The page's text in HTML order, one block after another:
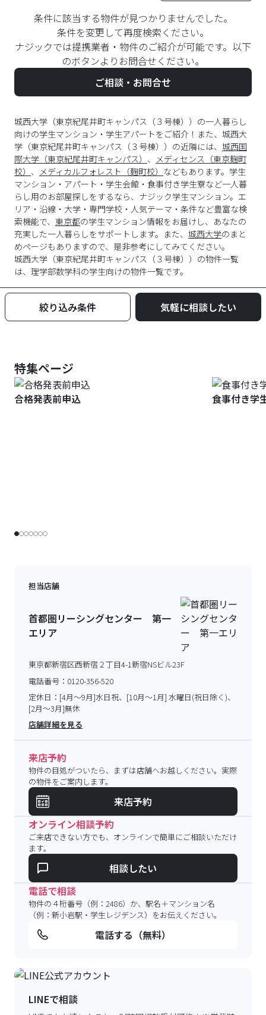
条件に該当する物件が見つかりませんでした。
条件を変更して再度検索ください。
ナジックでは提携業者・物件のご紹介が可能です。以下
のボタンよりお問合せください。
ご相談・お問合せ
城西大学（東京紀尾井町キャンパス（３号棟））の一人暮らし
向けの学生マンション・学生アパートをご紹介！また、城西大
学（東京紀尾井町キャンパス（３号棟））の近隣には、 城西国
際大学（東京紀尾井町キャンパス） 、 メディセンス（東京麹町
校） 、 メディカルフォレスト（麹町校） などもあります。学生
マンション・アパート・学生会館・食事付き学生寮など一人暮
らし用のお部屋探しをするなら、ナジック学生マンション。エ
リア・沿線・大学・専門学校・人気テーマ・条件など豊富な検
索機能で、 東京都の学生マンション情報をお届けし、あなたの
充実した一人暮らしをサポートします。また、 城西大学のまと
めページもありますので、是非参考にしてみてください。
城西大学 （東京紀尾井町キャンパス（３号棟） ）の物件一覧
は、 理学部数学科の学生向けの物件一覧です。
絞り込み条件 気軽に相談したい
特集ページ
合格発表前申込 食事付き学
担当店舗
首都圏リーシングセンター 第一
エリア
東京都新宿区西新宿２丁目4-1新宿NSビル23F
電話番号： 0120-356-520
定休日： [4月～9月]水日祝、[10月～1月] 水曜日(祝日除く)、
[2月～3月]無休
店舗詳細を見る
来店予約
物件の目処がついたら、まずは店舗へお越しください。実際
の物件をご案内します。
来店予約
オンライン相談予約
ご来店できない方でも、オンラインで簡単にご相談いただけ
ます。
相談したい
電話で相談
物件の４桁番号（例：2486）か、駅名＋マンション名
（例：新小岩駅・学生レジデンス）をお伝えください。
電話する（無料）
LINEで相談